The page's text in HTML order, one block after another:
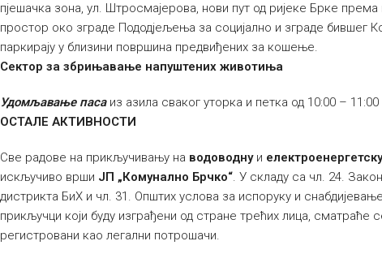
пјешачка зона, ул. Штросмајерова, нови пут од ријеке Брке
простор око зграде Пододјељења за социјално и зграде бившег
паркирају у близини површина предвиђених за кошење.
Сектор за збрињавање напуштених животиња
Удомљавање пасаиз азила сваког уторка и петка од 10:00 – 11:00
ОСТАЛЕ АКТИВНОСТИ
Све радове на прикључивању на водоводнуи
искључиво врши ЈП „Комунално Брчко“. У складу са чл. 24.
дистрикта БиХ и чл. 31. Општих услова за испоруку и
прикључци који буду изграђени од стране трећих лица, сматраће
регистровани као легални потрошачи.